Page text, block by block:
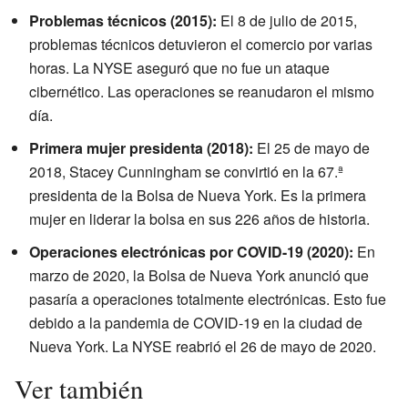
Problemas técnicos (2015): El 8 de julio de 2015,
problemas técnicos detuvieron el comercio por varias
horas. La NYSE aseguró que no fue un ataque
cibernético. Las operaciones se reanudaron el mismo
día.
Primera mujer presidenta (2018): El 25 de mayo de
2018, Stacey Cunningham se convirtió en la 67.ª
presidenta de la Bolsa de Nueva York. Es la primera
mujer en liderar la bolsa en sus 226 años de historia.
Operaciones electrónicas por COVID-19 (2020): En
marzo de 2020, la Bolsa de Nueva York anunció que
pasaría a operaciones totalmente electrónicas. Esto fue
debido a la pandemia de COVID-19 en la ciudad de
Nueva York. La NYSE reabrió el 26 de mayo de 2020.
Ver también